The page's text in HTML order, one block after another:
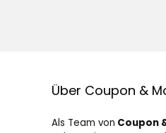
Über Coupon &
Als Team von Coupon